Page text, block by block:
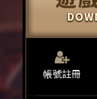
帳號註冊